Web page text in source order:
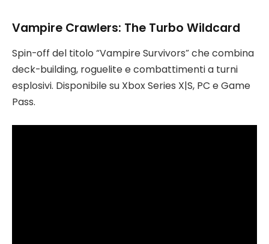
Vampire Crawlers: The Turbo Wildcard
Spin-off del titolo “Vampire Survivors” che combina
deck-building, roguelite e combattimenti a turni
esplosivi. Disponibile su Xbox Series X|S, PC e Game
Pass.